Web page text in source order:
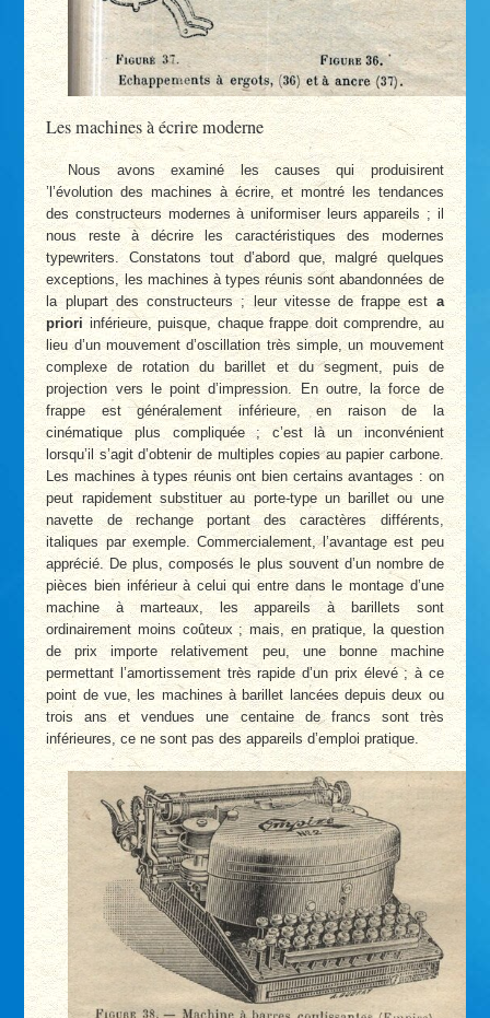
Les machines à écrire moderne
Nous avons examiné les causes qui produisirent
’l’évolution des machines à écrire, et montré les tendances
des constructeurs modernes à uniformiser leurs appareils ; il
nous reste à décrire les caractéristiques des modernes
typewriters. Constatons tout d’abord que, malgré quelques
exceptions, les machines à types réunis sont abandonnées de
la plupart des constructeurs ; leur vitesse de frappe est a
priori inférieure, puisque, chaque frappe doit comprendre, au
lieu d’un mouvement d’oscillation très simple, un mouvement
complexe de rotation du barillet et du segment, puis de
projection vers le point d’impression. En outre, la force de
frappe est généralement inférieure, en raison de la
cinématique plus compliquée ; c’est là un inconvénient
lorsqu’il s’agit d’obtenir de multiples copies au papier carbone.
Les machines à types réunis ont bien certains avantages : on
peut rapidement substituer au porte-type un barillet ou une
navette de rechange portant des caractères différents,
italiques par exemple. Commercialement, l’avantage est peu
apprécié. De plus, composés le plus souvent d’un nombre de
pièces bien inférieur à celui qui entre dans le montage d’une
machine à marteaux, les appareils à barillets sont
ordinairement moins coûteux ; mais, en pratique, la question
de prix importe relativement peu, une bonne machine
permettant l’amortissement très rapide d’un prix élevé ; à ce
point de vue, les machines à barillet lancées depuis deux ou
trois ans et vendues une centaine de francs sont très
inférieures, ce ne sont pas des appareils d’emploi pratique.